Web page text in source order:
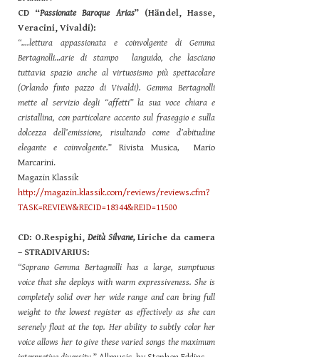
CD “Passionate Baroque Arias” (Händel, Hasse,
Veracini, Vivaldi):
“….lettura appassionata e coinvolgente di Gemma
Bertagnolli…arie di stampo languido, che lasciano
tuttavia spazio anche al virtuosismo più spettacolare
(Orlando finto pazzo di Vivaldi). Gemma Bertagnolli
mette al servizio degli “affetti” la sua voce chiara e
cristallina, con particolare accento sul fraseggio e sulla
dolcezza dell’emissione, risultando come d’abitudine
elegante e coinvolgente.” Rivista Musica, Mario
Marcarini.
Magazin Klassik
http://magazin.klassik.com/reviews/reviews.cfm?
TASK=REVIEW&RECID=18344&REID=11500
CD: O.Respighi, Deità Silvane,Liriche da camera
– STRADIVARIUS:
“Soprano Gemma Bertagnolli has a large, sumptuous
voice that she deploys with warm expressiveness. She is
completely solid over her wide range and can bring full
weight to the lowest register as effectively as she can
serenely float at the top. Her ability to subtly color her
voice allows her to give these varied songs the maximum